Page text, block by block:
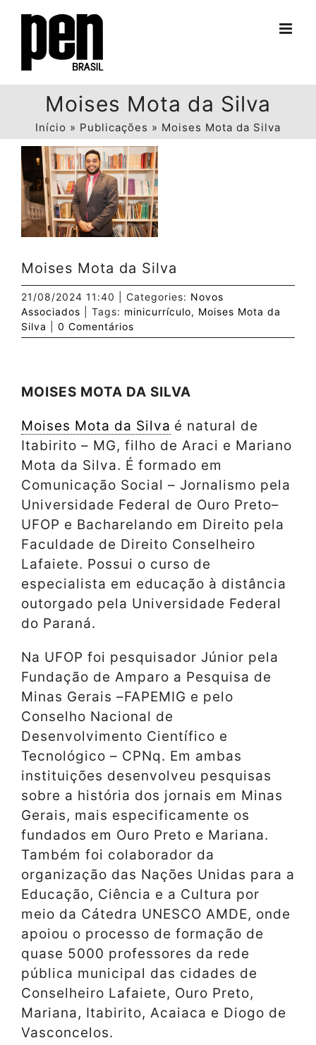
conteúdo
Moises Mota da Silva
Início » Publicações » Moises Mota da Silva
View
Larger
Image
Moises Mota da Silva
21/08/2024 11:40 Categories: Novos
Associados
Tags: minicurrículo, Moises Mota da
Silva
0 Comentários
MOISES MOTA DA SILVA
Moises Mota da Silva é natural de
Itabirito – MG, filho de Araci e Mariano
Mota da Silva. É formado em
Comunicação Social – Jornalismo pela
Universidade Federal de Ouro Preto–
UFOP e Bacharelando em Direito pela
Faculdade de Direito Conselheiro
Lafaiete. Possui o curso de
especialista em educação à distância
outorgado pela Universidade Federal
do Paraná.
Na UFOP foi pesquisador Júnior pela
Fundação de Amparo a Pesquisa de
Minas Gerais –FAPEMIG e pelo
Conselho Nacional de
Desenvolvimento Científico e
Tecnológico – CPNq. Em ambas
instituições desenvolveu pesquisas
sobre a história dos jornais em Minas
Gerais, mais especificamente os
fundados em Ouro Preto e Mariana.
Também foi colaborador da
organização das Nações Unidas para a
Educação, Ciência e a Cultura por
meio da Cátedra UNESCO AMDE, onde
apoiou o processo de formação de
quase 5000 professores da rede
pública municipal das cidades de
Conselheiro Lafaiete, Ouro Preto,
Mariana, Itabirito, Acaiaca e Diogo de
Vasconcelos.